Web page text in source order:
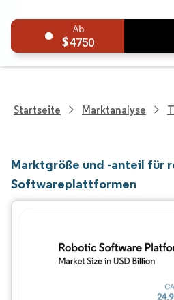
4750
Startseite Marktanalyse
Marktgröße und -anteil für
Softwareplattformen